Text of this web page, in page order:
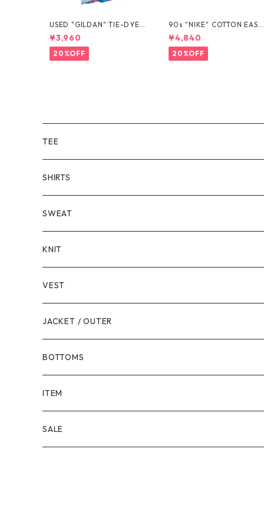
USED "GILDAN" TIE-DYE T
EE
¥3,960
20%OFF
90s "NIKE" COTTON EASY
SHORTS
¥4,840
20%OFF
TEE
SHORT SLEEVE
LONG SLEEVE
SHIRTS
SHORT SLEEVE
LONG SLEEVE
SWEAT
KNIT
VEST
JACKET / OUTER
BOTTOMS
SHORTS
PANTS
ITEM
SALE